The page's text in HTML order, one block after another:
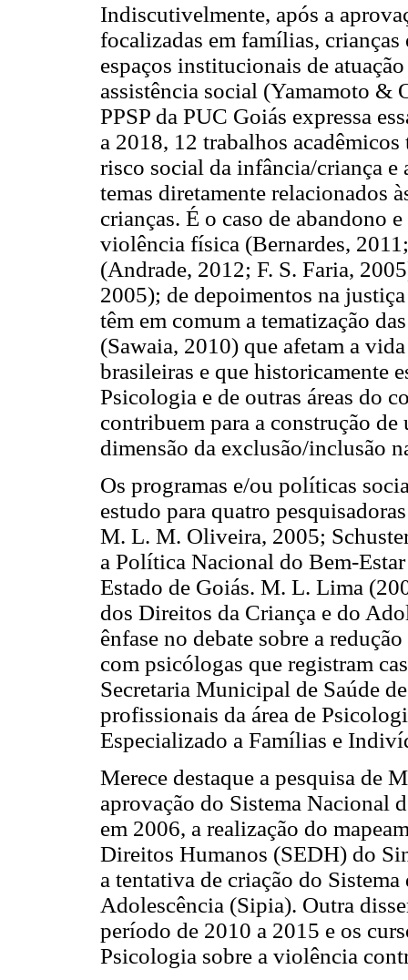
Indiscutivelmente, após a
focalizadas em famílias, crianças
espaços institucionais de
assistência social (Yamamoto
PPSP da PUC Goiás expressa
a 2018, 12 trabalhos
risco social da infância/criança e
temas diretamente relacionados
crianças. É o caso de abandono
violência física (Bernardes,
(Andrade, 2012; F. S. Faria,
2005); de depoimentos na
têm em comum a tematização
(Sawaia, 2010) que afetam a
brasileiras e que historicamente
Psicologia e de outras áreas do
contribuem para a construção
dimensão da exclusão/inclusão
Os programas e/ou políticas
estudo para quatro
M. L. M. Oliveira, 2005;
a Política Nacional do Bem-
Estado de Goiás. M. L. Lima
dos Direitos da Criança e do
ênfase no debate sobre a
com psicólogas que registram
Secretaria Municipal de Saúde
profissionais da área de
Especializado a Famílias e
Merece destaque a pesquisa de
aprovação do Sistema Nacional
em 2006, a realização do
Direitos Humanos (SEDH) do
a tentativa de criação do
Adolescência (Sipia). Outra
período de 2010 a 2015 e os
Psicologia sobre a violência